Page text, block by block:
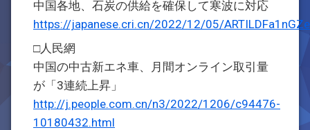
中国各地、石炭の供給を確保して寒波に対応
https://japanese.cri.cn/2022/12/05/
□人民網
中国の中古新エネ車、月間オンライン取引量
が「3連続上昇」
http://j.people.com.cn/n3/2022/1206/c94476-
10180432.html